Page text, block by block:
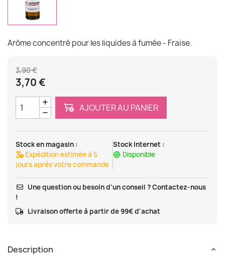
Arôme concentré pour les liquides à fumée - Fraise.
3,90 €
3,70 €
AJOUTER AU PANIER
Stock en magasin :
Expédition estimée à 5
jours après votre commande
Stock Internet :
Disponible
Une question ou besoin d'un conseil ? Contactez-nous
!
Livraison offerte à partir de 99€ d'achat
Description